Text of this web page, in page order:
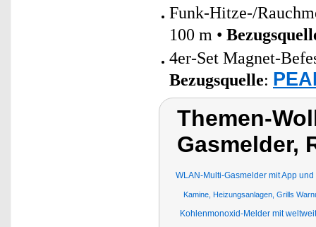
Funk-Hitze-/
100 m •
4er-Set Magnet-
Bezugsquelle:
Themen-
Gasmelder,
WLAN-Multi-Gasmelder mit App
Kamine, Heizungsanlagen, Grills
Kohlenmonoxid-Melder mit